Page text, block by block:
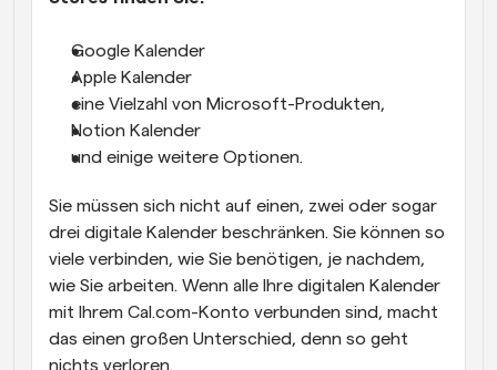
Google Kalender
Apple Kalender
eine Vielzahl von Microsoft-Produkten,
Notion Kalender
und einige weitere Optionen.
Sie müssen sich nicht auf einen, zwei oder sogar
drei digitale Kalender beschränken. Sie können so
viele verbinden, wie Sie benötigen, je nachdem,
wie Sie arbeiten. Wenn alle Ihre digitalen Kalender
mit Ihrem Cal.com-Konto verbunden sind, macht
das einen großen Unterschied, denn so geht
nichts verloren.